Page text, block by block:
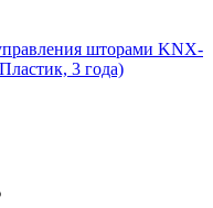
шторами KNX-
3 года)